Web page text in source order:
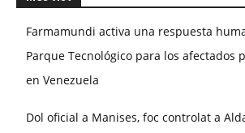
Farmamundi activa una respuesta
Parque Tecnológico para los afectados
en Venezuela
Dol oficial a Manises, foc controlat a